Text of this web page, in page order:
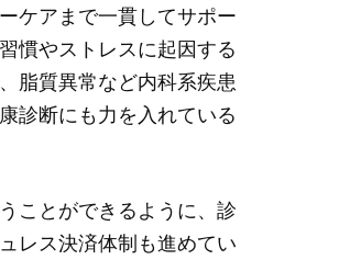
ケアまで一貫してサポー
慣やストレスに起因する
脂質異常など内科系疾患
診断にも力を入れている
ことができるように、診
レス決済体制も進めてい